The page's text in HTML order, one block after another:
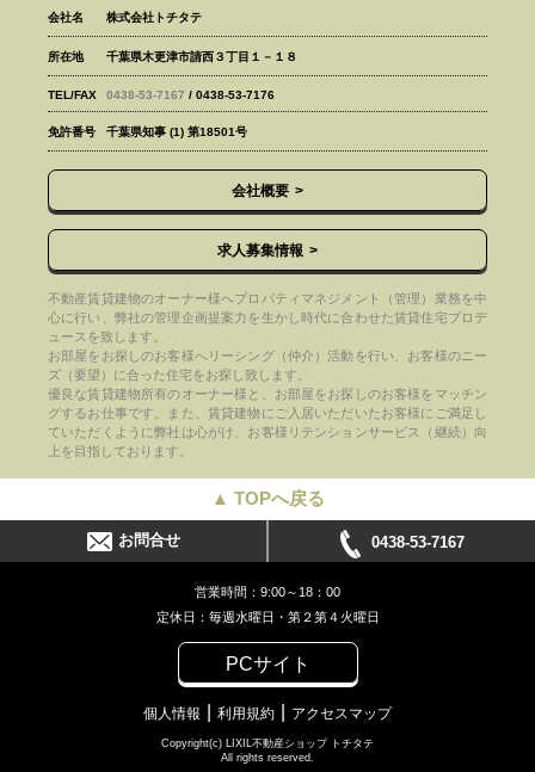
会社名 株式会社トチタテ
所在地 千葉県木更津市請西３丁目１－１８
TEL/FAX 0438-53-7167 / 0438-53-7176
免許番号 千葉県知事 (1) 第18501号
会社概要
求人募集情報
不動産賃貸建物のオーナー様へプロパティマネジメント（管理）業務を中
心に行い、弊社の管理企画提案力を生かし時代に合わせた賃貸住宅プロデ
ュースを致します。
お部屋をお探しのお客様へリーシング（仲介）活動を行い、お客様のニー
ズ（要望）に合った住宅をお探し致します。
優良な賃貸建物所有のオーナー様と、お部屋をお探しのお客様をマッチン
グするお仕事です。また、賃貸建物にご入居いただいたお客様にご満足し
ていただくように弊社は心がけ、お客様リテンションサービス（継続）向
上を目指しております。
▲ TOPへ戻る
お問合せ 0438-53-7167
営業時間：9:00～18：00
定休日：毎週水曜日・第２第４火曜日
PCサイト
個人情報 利用規約 アクセスマップ
Copyright(c) LIXIL不動産ショップ トチタテ
All rights reserved.